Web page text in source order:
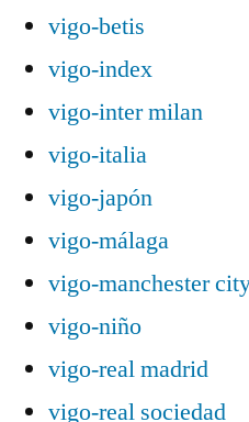
vigo-betis
vigo-index
vigo-inter milan
vigo-italia
vigo-japón
vigo-málaga
vigo-manchester
vigo-niño
vigo-real madrid
vigo-real sociedad